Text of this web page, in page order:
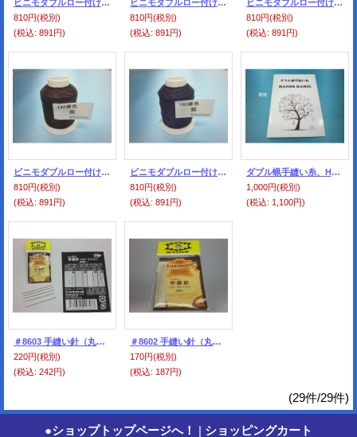
ビニモダブルロー付け ０番手 113番色・グリーン
810円(税別)
(税込: 891円)
ビニモダブルロー付け ０番手 125番色・焦茶
810円(税別)
(税込: 891円)
ビニモダブルロー付け ０番手 143番色・キャメル
810円(税別)
(税込: 891円)
ビニモダブルロー付け ０番手 146番色・茶
810円(税別)
(税込: 891円)
ビニモダブルロー付け ０番手 180番色・紫
810円(税別)
(税込: 891円)
ダブル蝋手縫い糸、HANDS RAMIE糸、共通見本帳
1,000円(税別)
(税込: 1,100円)
＃8603 手縫い針（丸針・太）5本入り
220円(税別)
(税込: 242円)
＃8602 手縫い針（丸針・細）5本入り
170円(税別)
(税込: 187円)
(29件/29件)
●ショップトップページへ！ | ショッピングカート